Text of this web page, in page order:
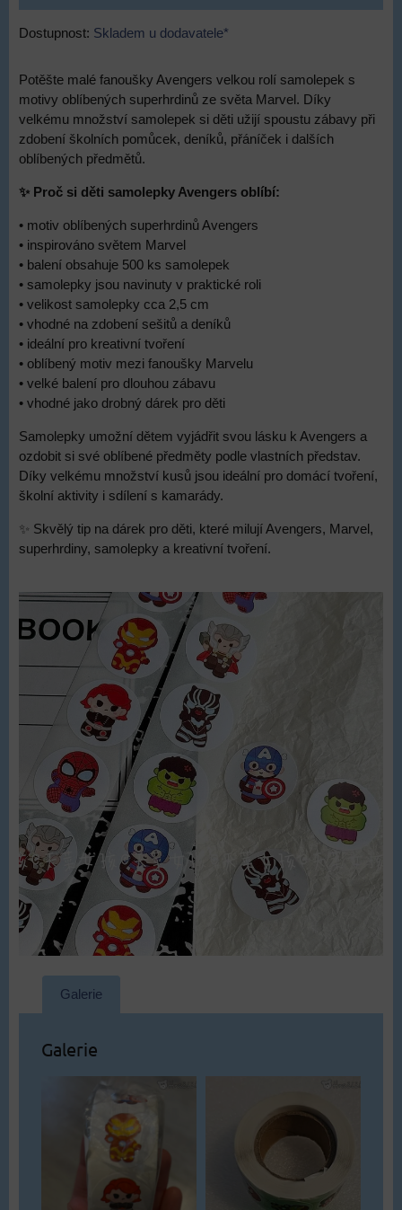
Dostupnost: Skladem u dodavatele*
Potěšte malé fanoušky Avengers velkou rolí samolepek s
motivy oblíbených superhrdinů ze světa Marvel. Díky
velkému množství samolepek si děti užijí spoustu zábavy při
zdobení školních pomůcek, deníků, přáníček i dalších
oblíbených předmětů.
✨ Proč si děti samolepky Avengers oblíbí:
• motiv oblíbených superhrdinů Avengers
• inspirováno světem Marvel
• balení obsahuje 500 ks samolepek
• samolepky jsou navinuty v praktické roli
• velikost samolepky cca 2,5 cm
• vhodné na zdobení sešitů a deníků
• ideální pro kreativní tvoření
• oblíbený motiv mezi fanoušky Marvelu
• velké balení pro dlouhou zábavu
• vhodné jako drobný dárek pro děti
Samolepky umožní dětem vyjádřit svou lásku k Avengers a
ozdobit si své oblíbené předměty podle vlastních představ.
Díky velkému množství kusů jsou ideální pro domácí tvoření,
školní aktivity i sdílení s kamarády.
✨ Skvělý tip na dárek pro děti, které milují Avengers, Marvel,
superhrdiny, samolepky a kreativní tvoření.
Galerie
Galerie